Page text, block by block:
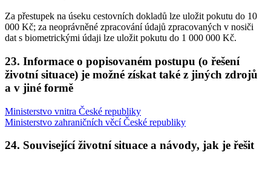
Za přestupek na úseku cestovních dokladů lze uložit pokutu do 10
000 Kč; za neoprávněné zpracování údajů zpracovaných v nosiči
dat s biometrickými údaji lze uložit pokutu do 1 000 000 Kč.
23. Informace o popisovaném postupu (o řešení
životní situace) je možné získat také z jiných zdrojů
a v jiné formě
Ministerstvo vnitra České republiky
Ministerstvo zahraničních věcí České republiky
24. Související životní situace a návody, jak je řešit